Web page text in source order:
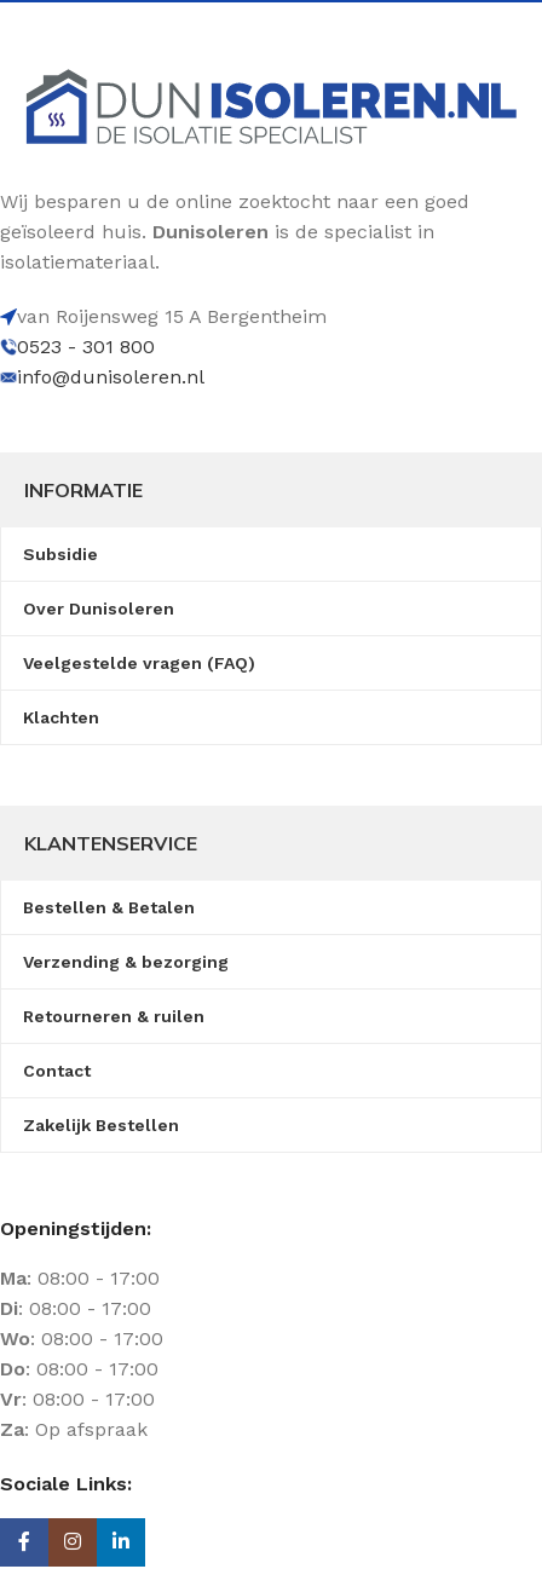
Wij besparen u de online zoektocht naar een goed
geïsoleerd huis. Dunisoleren is de specialist in
isolatiemateriaal.
van Roijensweg 15 A Bergentheim
0523 - 301 800
info@dunisoleren.nl
INFORMATIE
Subsidie
Over Dunisoleren
Veelgestelde vragen (FAQ)
Klachten
KLANTENSERVICE
Bestellen & Betalen
Verzending & bezorging
Retourneren & ruilen
Contact
Zakelijk Bestellen
Openingstijden:
Ma: 08:00 - 17:00
Di: 08:00 - 17:00
Wo: 08:00 - 17:00
Do: 08:00 - 17:00
Vr: 08:00 - 17:00
Za: Op afspraak
Sociale Links: